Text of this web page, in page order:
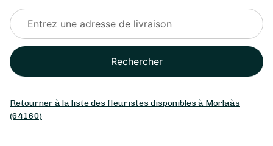
Rechercher
Retourner à la liste des fleuristes disponibles à Morlaàs
(64160)